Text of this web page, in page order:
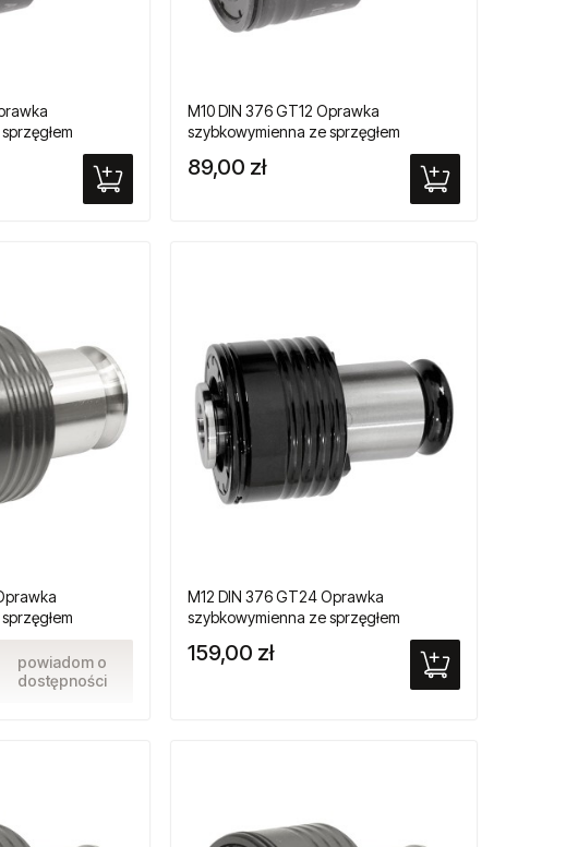
gwintowników
M10 DIN 376 GT12 Oprawka
szybkowymienna ze sprzęgłem
przeciążeniowym do gwintowników
maszynowych
89,00 zł
gwintowników
powiadom o
dostępności
M12 DIN 376 GT24 Oprawka
szybkowymienna ze sprzęgłem
przeciążeniowym do gwintowników
maszynowych
159,00 zł